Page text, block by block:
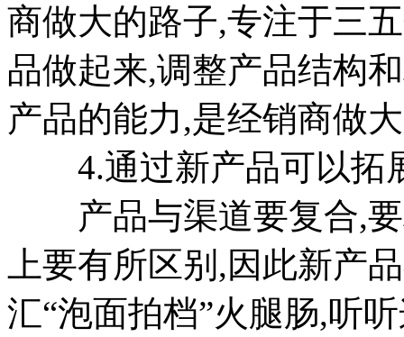
商做大的路子,专注于三
品做起来,调整产品结构
产品的能力,是经销商做
4.通过新产品可以拓
产品与渠道要复合,要
上要有所区别,因此新产
汇“泡面拍档”火腿肠,听